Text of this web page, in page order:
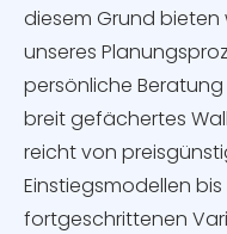
diesem Grund bieten
unseres
persönliche Beratung
breit gefächertes
reicht von
Einstiegsmodellen bis
fortgeschrittenen